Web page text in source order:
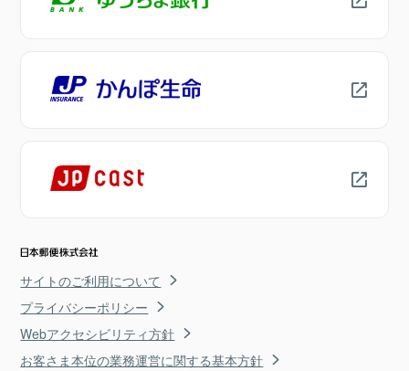
サイトのご利用について
プライバシーポリシー
Webアクセシビリティ方針
お客さま本位の業務運営に関する基本方針